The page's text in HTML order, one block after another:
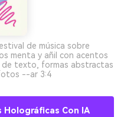
de música sobre
menta y añil con acentos
de texto, formas abstractas
--ar 3:4
Holográficas Con IA